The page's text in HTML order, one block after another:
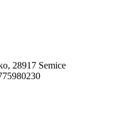
28917 Semice